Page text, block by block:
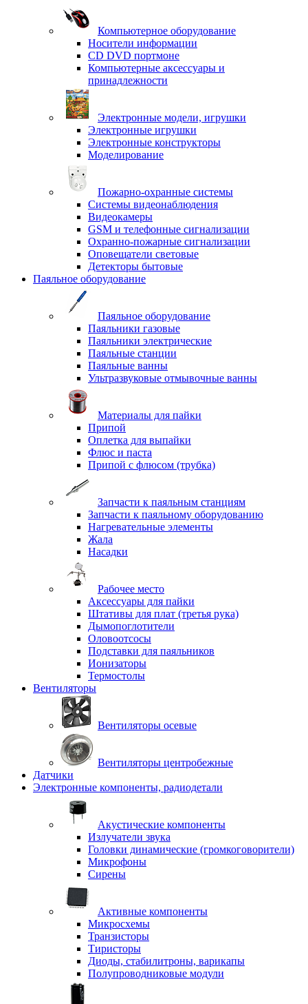
Компьютерное оборудование
Носители информации
CD DVD портмоне
Компьютерные аксессуары и
принадлежности
Электронные модели, игрушки
Электронные игрушки
Электронные конструкторы
Моделирование
Пожарно-охранные системы
Системы видеонаблюдения
Видеокамеры
GSM и телефонные сигнализации
Охранно-пожарные сигнализации
Оповещатели световые
Детекторы бытовые
Паяльное оборудование
Паяльное оборудование
Паяльники газовые
Паяльники электрические
Паяльные станции
Паяльные ванны
Ультразвуковые отмывочные ванны
Материалы для пайки
Припой
Оплетка для выпайки
Флюс и паста
Припой с флюсом (трубка)
Запчасти к паяльным станциям
Запчасти к паяльному оборудованию
Нагревательные элементы
Жала
Насадки
Рабочее место
Аксессуары для пайки
Штативы для плат (третья рука)
Дымопоглотители
Оловоотсосы
Подставки для паяльников
Ионизаторы
Термостолы
Вентиляторы
Вентиляторы осевые
Вентиляторы центробежные
Датчики
Электронные компоненты, радиодетали
Акустические компоненты
Излучатели звука
Головки динамические (громкоговорители)
Микрофоны
Сирены
Активные компоненты
Микросхемы
Транзисторы
Тиристоры
Диоды, стабилитроны, варикапы
Полупроводниковые модули